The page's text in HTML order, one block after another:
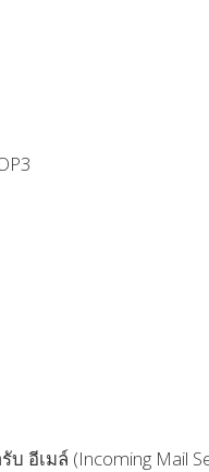
อีเมล์ (Incoming Mail